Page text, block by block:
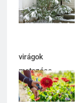
virágok
metszése